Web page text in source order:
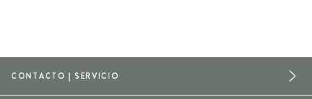
CONTACTO | SERVICIO